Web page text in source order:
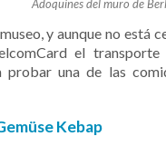
Adoquines del muro de
y aunque no está
el transporte
probar una de las
Kebap